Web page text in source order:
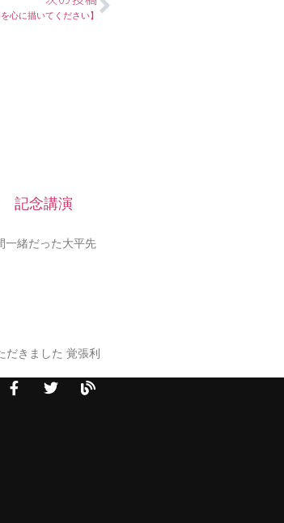
心に描いてください】
記念講演
一緒だった大平先
だきました 覚張利